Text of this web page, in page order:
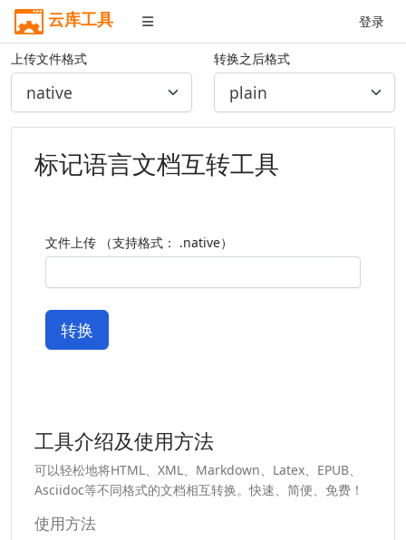
云库工具 登录
上传文件格式 转换之后格式
标记语言文档互转工具
文件上传 （支持格式： .native）
转换
工具介绍及使用方法
可以轻松地将HTML、XML、Markdown、Latex、EPUB、
Asciidoc等不同格式的文档相互转换。快速、简便、免费！
使用方法